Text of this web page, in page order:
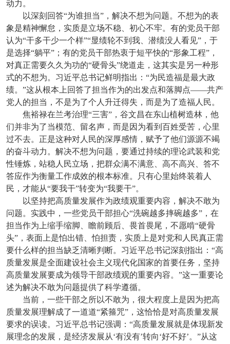
动力。
以深刻回答“为谁担当”，解决不想为问题。不想为的表
象是精神懈怠，实质是立场不稳、初心不牢。有的党员干部
认为“干多干少一个样”“显绩轮不到我、潜绩没人看见”，于
是选择“躺平”；有的党员干部热衷于短平快的“形象工程”，
对真正需要久久为功的“硬骨头”绕道走，这其实是另一种形
式的不想为。习近平总书记鲜明指出：“为民造福是最大政
绩。”这从根本上回答了担当作为的出发点和落脚点——共产
党人的担当，不是为了个人升迁得失，而是为了造福人民。
焦裕禄在兰考治理“三害”，谷文昌在东山植树造林，他
们并非为了当模范、留名声，而是因为看到百姓受苦，心里
过不去。正是这种对人民的深厚感情，赋予了他们源源不竭
的奋斗动力。解决不想为问题，要通过持续的理论武装和党
性锤炼，站稳人民立场，把群众满不满意、高不高兴、答不
答应作为衡量工作成效的根本标准。只有心里始终装着人
民，才能从“要我干”转变为“我要干”。
以坚持把高质量发展作为政绩观重要内容，解决不敢为
问题。实践中，一些党员干部担心“洗碗越多摔碗越多”，在
担当作为上缩手缩脚、瞻前顾后、畏首畏尾，不愿啃“硬骨
头”，表面上是怕出错、怕担责，实质上是对党和人民真正需
要什么样的担当缺乏清晰判断。习近平总书记深刻指出：“高
质量发展是全面建设社会主义现代化国家的首要任务，坚持
高质量发展要成为领导干部政绩观的重要内容。”这一重要论
述为解决不敢为问题提供了科学遵循。
当前，一些干部之所以不敢为，很大程度上是因为把高
质量发展理解成了一道道“紧箍咒”，这恰恰是对高质量发展
要求的误读。习近平总书记强调：“高质量发展就是体现新发
展理念的发展，是经济发展从‘有没有’转向‘好不好’。”从这